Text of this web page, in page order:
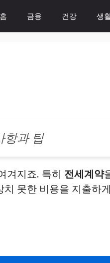
홈 금융 건강 생
항과 팁
겨지죠. 특히 전세계약
못한 비용을 지출하